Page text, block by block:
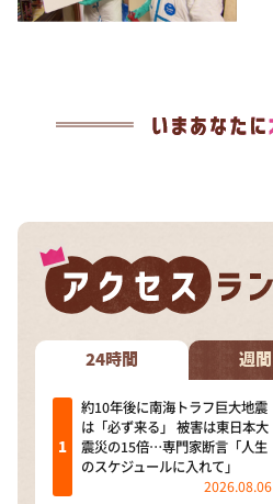
24時間 週間
約10年後に南海トラフ巨大地震
は「必ず来る」 被害は東日本大
震災の15倍…専門家断言「人生
のスケジュールに入れて」
2026.08.06